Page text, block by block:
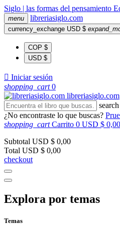
Siglo | las formas del pensamiento
menu libreriasiglo.com
currency_exchange USD $
COP $
USD $
 Iniciar sesión
shopping_cart 0
libreriasiglo.com
search
¿No encontraste lo que buscas?
shopping_cart Carrito 0 USD $ 0,00
Subtotal USD $ 0,00
Total USD $ 0,00
checkout
Explora por temas
Temas